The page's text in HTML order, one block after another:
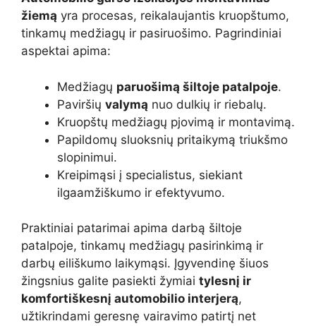
žiemą yra procesas, reikalaujantis kruopštumo,
tinkamų medžiagų ir pasiruošimo. Pagrindiniai
aspektai apima:
Medžiagų paruošimą šiltoje patalpoje.
Paviršių valymą nuo dulkių ir riebalų.
Kruopštų medžiagų pjovimą ir montavimą.
Papildomų sluoksnių pritaikymą triukšmo
slopinimui.
Kreipimąsi į specialistus, siekiant
ilgaamžiškumo ir efektyvumo.
Praktiniai patarimai apima darbą šiltoje
patalpoje, tinkamų medžiagų pasirinkimą ir
darbų eiliškumo laikymąsi. Įgyvendinę šiuos
žingsnius galite pasiekti žymiai tylesnį ir
komfortiškesnį automobilio interjerą,
užtikrindami geresnę vairavimo patirtį net